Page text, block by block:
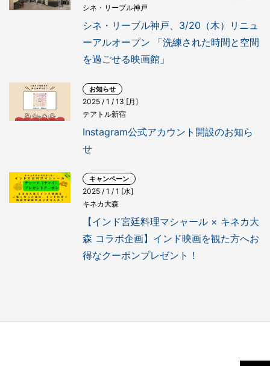
シネ・リーブル神戸
シネ・リーブル神戸、3/20（木）リニュ
ーアルオープン 「洗練された時間と空間
を過ごせる映画館」
お知らせ
2025 / 1 / 13 [月]
テアトル新宿
Instagram公式アカウント開設のお知ら
せ
キャンペーン
2025 / 1 / 1 [水]
キネカ大森
【インド宮廷料理マシャール × キネカ大
森 コラボ企画】インド映画を観た方へお
得なクーポンプレゼント！